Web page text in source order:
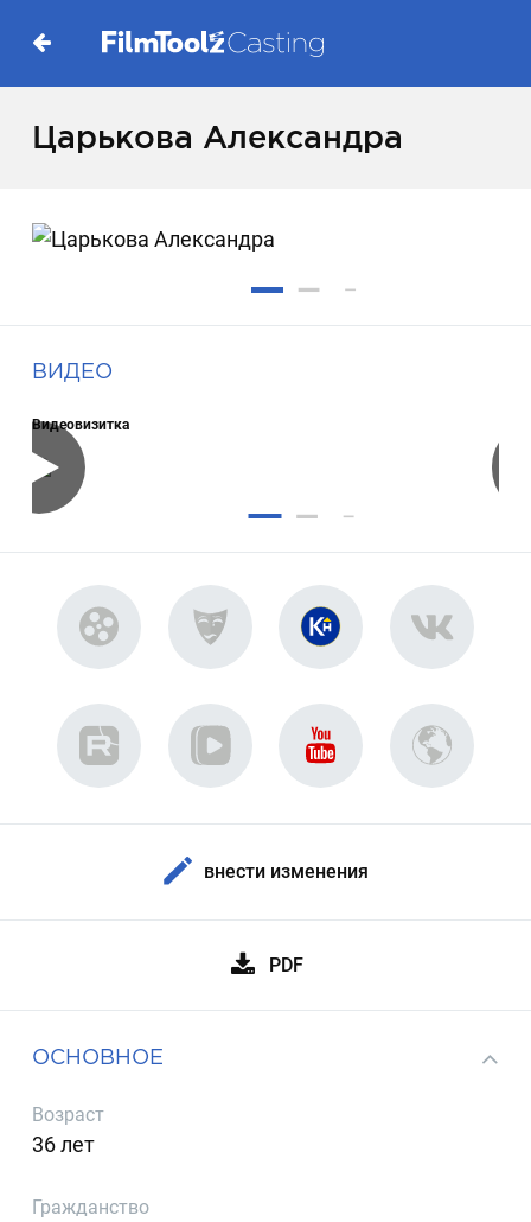
Царькова Александра
ВИДЕО
Видеовизитка
внести изменения
PDF
ОСНОВНОЕ
Возраст
36 лет
Гражданство